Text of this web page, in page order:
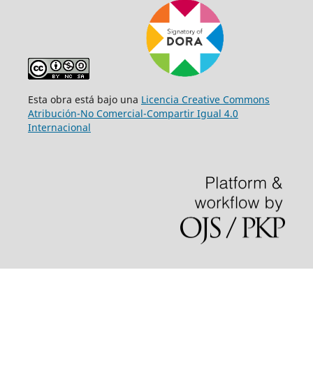
Esta obra está bajo una Licencia Creative Commons
Atribución-No Comercial-Compartir Igual 4.0
Internacional